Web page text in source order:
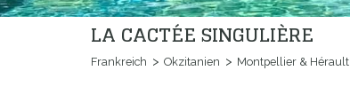
LA CACTÉE SINGULIÈRE
Frankreich Okzitanien Montpellier & Hérault